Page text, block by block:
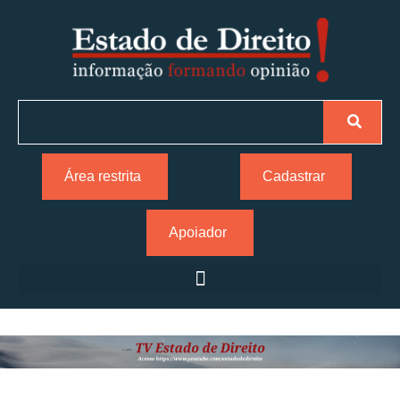
Área restrita Cadastrar
Apoiador